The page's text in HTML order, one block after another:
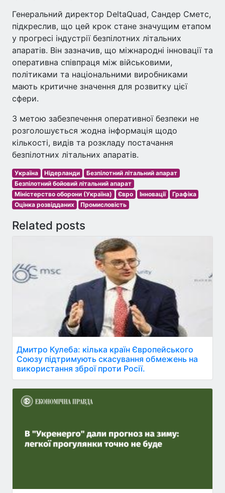
Генеральний директор DeltaQuad, Сандер Сметс,
підкреслив, що цей крок стане значущим етапом
у прогресі індустрії безпілотних літальних
апаратів. Він зазначив, що міжнародні інновації та
оперативна співпраця між військовими,
політиками та національними виробниками
мають критичне значення для розвитку цієї
сфери.
З метою забезпечення оперативної безпеки не
розголошується жодна інформація щодо
кількості, видів та розкладу постачання
безпілотних літальних апаратів.
Україна Нідерланди
Безпілотний літальний апарат
Безпілотний бойовий літальний апарат
Міністерство оборони (Україна)
Євро Інновації
Графіка
Оцінка розвідданих
Промисловість
Related posts
Дмитро Кулеба: кілька країн Європейського
Союзу підтримують скасування обмежень на
використання зброї проти Росії.